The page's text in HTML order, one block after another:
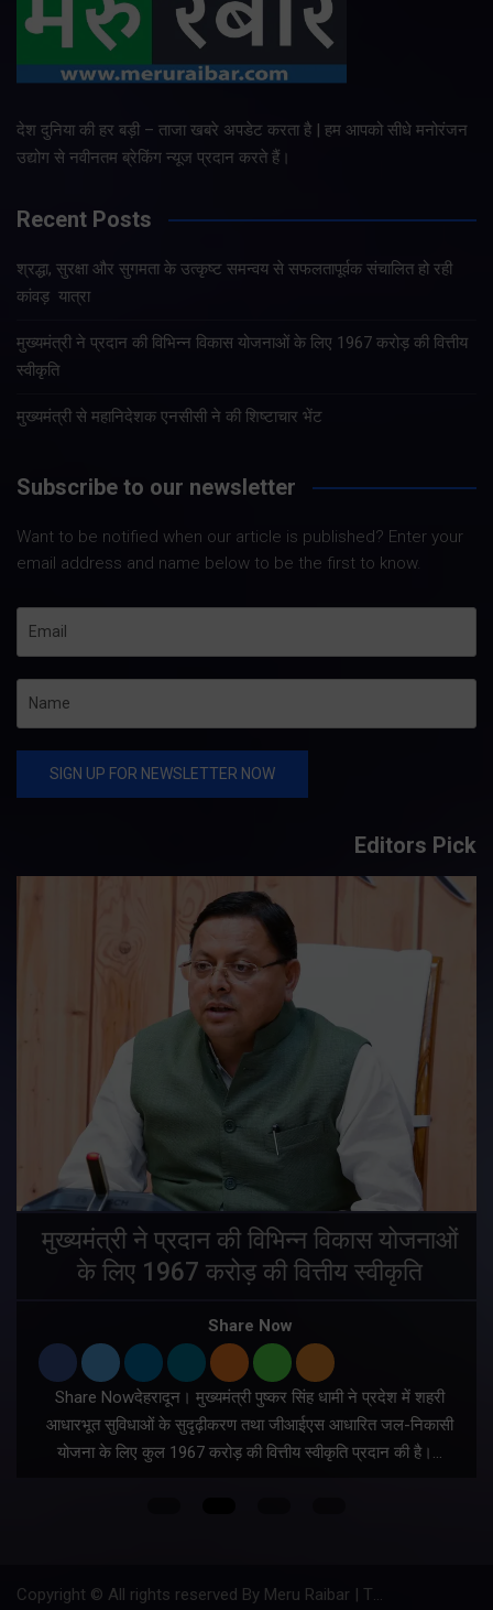
देश दुनिया की हर बड़ी – ताजा खबरे अपडेट करता है | हम आपको सीधे मनोरंजन
उद्योग से नवीनतम ब्रेकिंग न्यूज प्रदान करते हैं।
Recent Posts
श्रद्धा, सुरक्षा और सुगमता के उत्कृष्ट समन्वय से सफलतापूर्वक संचालित हो रही
कांवड़ यात्रा
मुख्यमंत्री ने प्रदान की विभिन्न विकास योजनाओं के लिए 1967 करोड़ की वित्तीय
स्वीकृति
मुख्यमंत्री से महानिदेशक एनसीसी ने की शिष्टाचार भेंट
Subscribe to our newsletter
Want to be notified when our article is published? Enter your
email address and name below to be the first to know.
Editors Pick
मुख्यमंत्री ने प्रदान की विभिन्न विकास योजनाओं
के लिए 1967 करोड़ की वित्तीय स्वीकृति
Share Now
Share Nowदेहरादून। मुख्यमंत्री पुष्कर सिंह धामी ने प्रदेश में शहरी
आधारभूत सुविधाओं के सुदृढ़ीकरण तथा जीआईएस आधारित जल-निकासी
योजना के लिए कुल 1967 करोड़ की वित्तीय स्वीकृति प्रदान की है।…
Copyright © All rights reserved By Meru Raibar | Theme by